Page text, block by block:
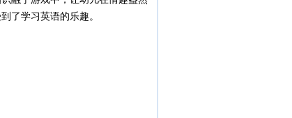
了学习英语的乐趣。